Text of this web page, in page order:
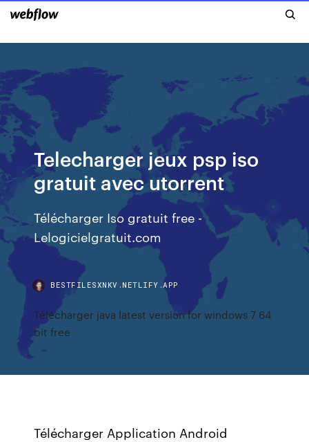
Telecharger jeux psp iso
gratuit avec utorrent
Télécharger Iso gratuit free -
Lelogicielgratuit.com
BESTFILESXNKV.NETLIFY.APP
Télécharger java latest version for windows 7 64
bit free
Télécharger Application Android